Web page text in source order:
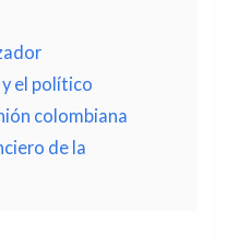
el político
colombiana
de la